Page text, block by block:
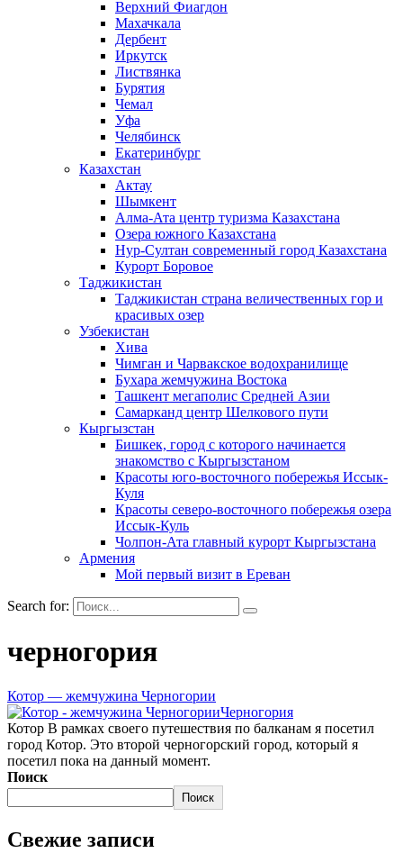
Верхний Фиагдон
Махачкала
Дербент
Иркутск
Листвянка
Бурятия
Чемал
Уфа
Челябинск
Екатеринбург
Казахстан
Актау
Шымкент
Алма-Ата центр туризма Казахстана
Озера южного Казахстана
Нур-Султан современный город Казахстана
Курорт Боровое
Таджикистан
Таджикистан страна величественных гор и
красивых озер
Узбекистан
Хива
Чимган и Чарвакское водохранилище
Бухара жемчужина Востока
Ташкент мегаполис Средней Азии
Самарканд центр Шелкового пути
Кыргызстан
Бишкек, город с которого начинается
знакомство с Кыргызстаном
Красоты юго-восточного побережья Иссык-
Куля
Красоты северо-восточного побережья озера
Иссык-Куль
Чолпон-Ата главный курорт Кыргызстана
Армения
Мой первый визит в Ереван
Search for:
черногория
Котор — жемчужина Черногории
Черногория
Котор В рамках своего путешествия по балканам я посетил
город Котор. Это второй черногорский город, который я
посетил пока на данный момент.
Поиск
Поиск
Свежие записи